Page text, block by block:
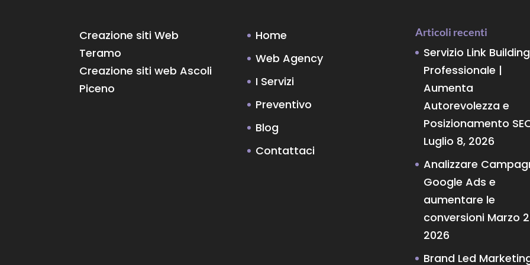
Creazione siti Web
Teramo
Creazione siti web Ascoli
Piceno
Home
Web Agency
I Servizi
Preventivo
Blog
Contattaci
Articoli recenti
Servizio Link Building
Professionale |
Aumenta
Autorevolezza e
Posizionamento
Luglio 8, 2026
Analizzare
Google Ads e
aumentare le
conversioni Marzo
2026
Brand Led